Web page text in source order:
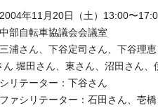
年11月20日（土）13:00〜
部自転車協議会会議室
浦さん、下谷定司さん、下谷理
ん 堀田さん、東さん、沼田さん
リテーター：下谷さん
ァシリテーター：石田さん、壱